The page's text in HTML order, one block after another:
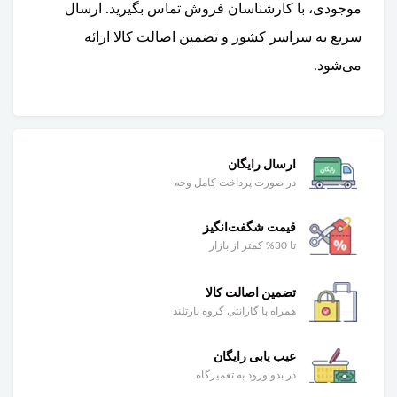
موجودی، با کارشناسان فروش تماس بگیرید. ارسال
سریع به سراسر کشور و تضمین اصالت کالا ارائه
می‌شود.
ارسال رایگان
در صورت پرداخت کامل وجه
قیمت شگفت‌انگیز
تا 30% کمتر از بازار
تضمین اصالت کالا
همراه با گارانتی گروه پارتلند
عیب یابی رایگان
در بدو ورود به تعمیرگاه